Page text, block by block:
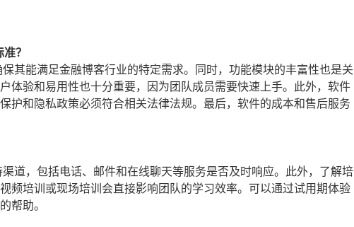
？
其能满足金融博客行业的特定需求。同时，功能模块的丰富性也是关
体验和易用性也十分重要，因为团队成员需要快速上手。此外，软件
护和隐私政策必须符合相关法律法规。最后，软件的成本和售后服务
道，包括电话、邮件和在线聊天等服务是否及时响应。此外，了解培
频培训或现场培训会直接影响团队的学习效率。可以通过试用期体验
帮助。